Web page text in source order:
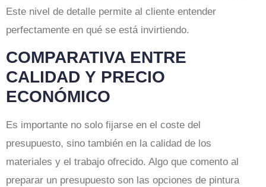
Este nivel de detalle permite al cliente entender
perfectamente en qué se está invirtiendo.
COMPARATIVA ENTRE
CALIDAD Y PRECIO
ECONÓMICO
Es importante no solo fijarse en el coste del
presupuesto, sino también en la calidad de los
materiales y el trabajo ofrecido. Algo que comento al
preparar un presupuesto son las opciones de pintura